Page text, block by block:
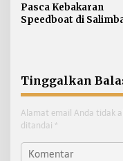
Pasca Kebakaran
Speedboat di
Tinggalkan
Alamat email Anda tidak
ditandai *